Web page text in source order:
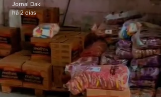
Jornal Daki
há 2 dias